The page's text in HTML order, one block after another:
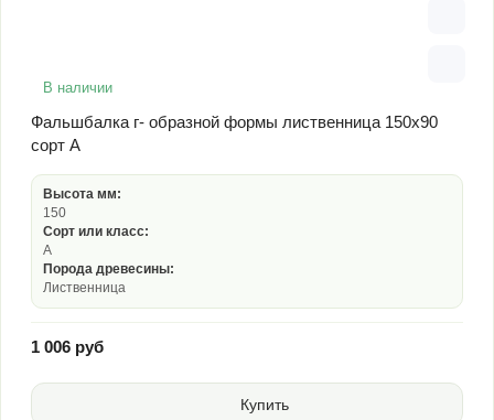
В наличии
Фальшбалка г- образной формы лиственница 150х90
сорт А
Высота мм:
150
Сорт или класс:
А
Порода древесины:
Лиственница
1 006 руб
Купить